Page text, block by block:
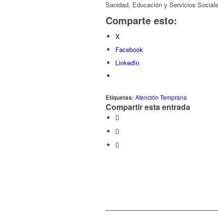
Sanidad, Educación y Servicios
Comparte esto:
X
Facebook
LinkedIn
Etiquetas: Atención Temprana
Compartir esta entrada